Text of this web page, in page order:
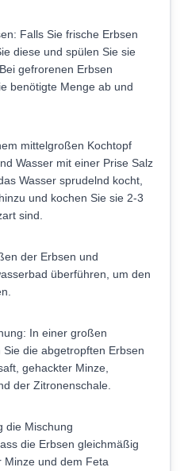
Falls Sie frische Erbsen
diese und spülen Sie sie
gefrorenen Erbsen
benötigte Menge ab und
mittelgroßen Kochtopf
Wasser mit einer Prise Salz
Wasser sprudelnd kocht,
und kochen Sie sie 2-3
sind.
der Erbsen und
überführen, um den
In einer großen
die abgetropften Erbsen
gehackter Minze,
der Zitronenschale.
die Mischung
die Erbsen gleichmäßig
Minze und dem Feta